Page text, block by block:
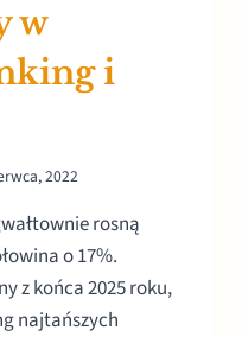
w
i
2022
rosną
o 17%.
z końca 2025 roku,
najtańszych